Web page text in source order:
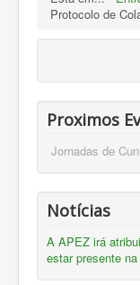
Protocolo de
Proximos
Jornadas de
Notícias
A APEZ irá
estar presente